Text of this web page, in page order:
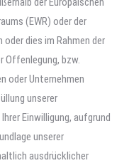
(EWR) oder der
dies im Rahmen der
Offenlegung, bzw.
oder Unternehmen
unserer
Einwilligung, aufgrund
unserer
ausdrücklicher